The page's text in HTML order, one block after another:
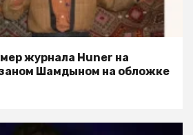
журнала Huner на
Шамдыном на обложке